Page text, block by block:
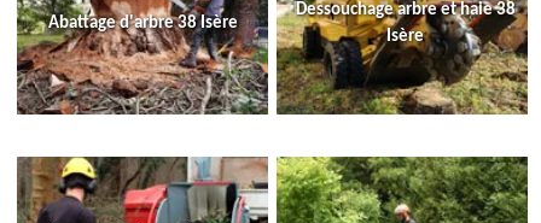
Abattage d'arbre 38 Isère
Dessouchage arbre et haie 38
Isère